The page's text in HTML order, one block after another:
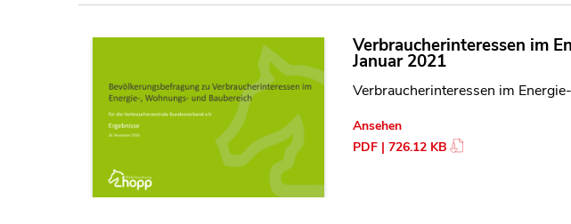
Verbraucherinteressen im
Januar 2021
Verbraucherinteressen im
Ansehen
PDF | 726.12 KB